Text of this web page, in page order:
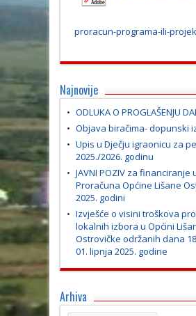
proracun-programa-ili-
Najnovije
ODLUKA O PROGLAŠENJU
Objava biračima- dopunski
Upis u Dječju igraonicu za
2025./2026. godinu
JAVNI POZIV za financiranje
Proračuna Općine Lišane
2025. godini
Izvješće o visini troškova
lokalnih izbora u Općini
Ostrovičke održanih dana
01. lipnja 2025. godine
Arhiva